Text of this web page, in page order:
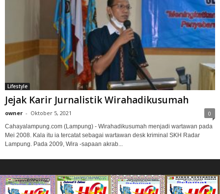
Lifestyle
Jejak Karir Jurnalistik Wirahadikusumah
owner - Oktober 5, 2021 0
Cahayalampung.com (Lampung) - Wirahadikusumah menjadi wartawan pada
Mei 2008. Kala itu ia tercatat sebagai wartawan desk kriminal SKH Radar
Lampung. Pada 2009, Wira -sapaan akrab...